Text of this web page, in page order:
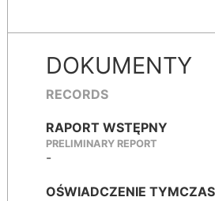
DOKUMENTY
RECORDS
RAPORT WSTĘPNY
PRELIMINARY REPORT
-
OŚWIADCZENIE